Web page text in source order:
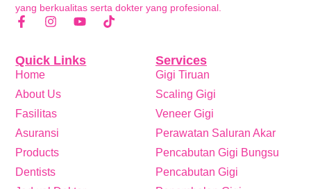
yang berkualitas serta dokter yang profesional.
Services
Gigi Tiruan
Scaling Gigi
Veneer Gigi
Perawatan Saluran Akar
Pencabutan Gigi Bungsu
Pencabutan Gigi
Quick Links
Home
About Us
Fasilitas
Asuransi
Products
Dentists